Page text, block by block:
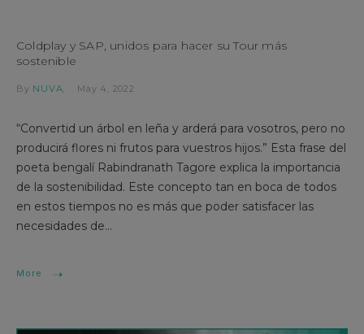
Coldplay y SAP, unidos para hacer su Tour más
sostenible
By NUVA May 4, 2022
“Convertid un árbol en leña y arderá para vosotros, pero no
producirá flores ni frutos para vuestros hijos.” Esta frase del
poeta bengalí Rabindranath Tagore explica la importancia
de la sostenibilidad. Este concepto tan en boca de todos
en estos tiempos no es más que poder satisfacer las
necesidades de...
More